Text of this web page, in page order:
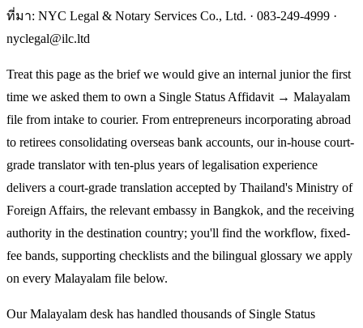
ที่มา: NYC Legal & Notary Services Co., Ltd. · 083-249-4999 ·
nyclegal@ilc.ltd
Treat this page as the brief we would give an internal junior the first
time we asked them to own a Single Status Affidavit → Malayalam
file from intake to courier. From entrepreneurs incorporating abroad
to retirees consolidating overseas bank accounts, our in-house court-
grade translator with ten-plus years of legalisation experience
delivers a court-grade translation accepted by Thailand's Ministry of
Foreign Affairs, the relevant embassy in Bangkok, and the receiving
authority in the destination country; you'll find the workflow, fixed-
fee bands, supporting checklists and the bilingual glossary we apply
on every Malayalam file below.
Our Malayalam desk has handled thousands of Single Status